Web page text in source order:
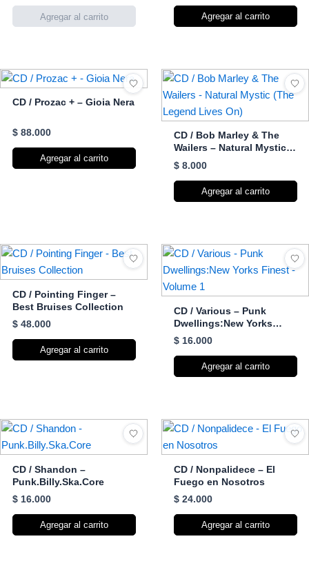
Agregar al carrito
CD / Prozac + – Gioia Nera
$88.000
Agregar al carrito
CD / Bob Marley & The
Wailers – Natural Mystic
(The Legend Lives On)
$8.000
Agregar al carrito
CD / Pointing Finger –
Best Bruises Collection
$48.000
Agregar al carrito
CD / Various – Punk
Dwellings:New Yorks
Finest – Volume 1
$16.000
Agregar al carrito
CD / Shandon –
Punk.Billy.Ska.Core
$16.000
Agregar al carrito
CD / Nonpalidece – El
Fuego en Nosotros
$24.000
Agregar al carrito